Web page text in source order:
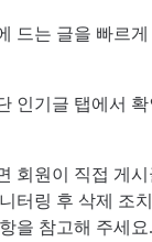
드는 글을 빠르
인기글 탭에서
회원이 직접 게
터링 후 삭제 조
을 참고해 주세요.